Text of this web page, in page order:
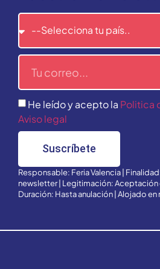
He leído y acepto la Politica
Aviso legal
Suscríbete
Responsable: Feria Valencia |
newsletter | Legitimación: Aceptación
Duración: Hasta anulación | Alojado